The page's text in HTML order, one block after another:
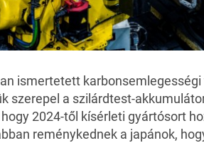
ismertetett
szerepel a szilárdtest-
2024-től kísérleti gyártósort
reménykednek a japánok,